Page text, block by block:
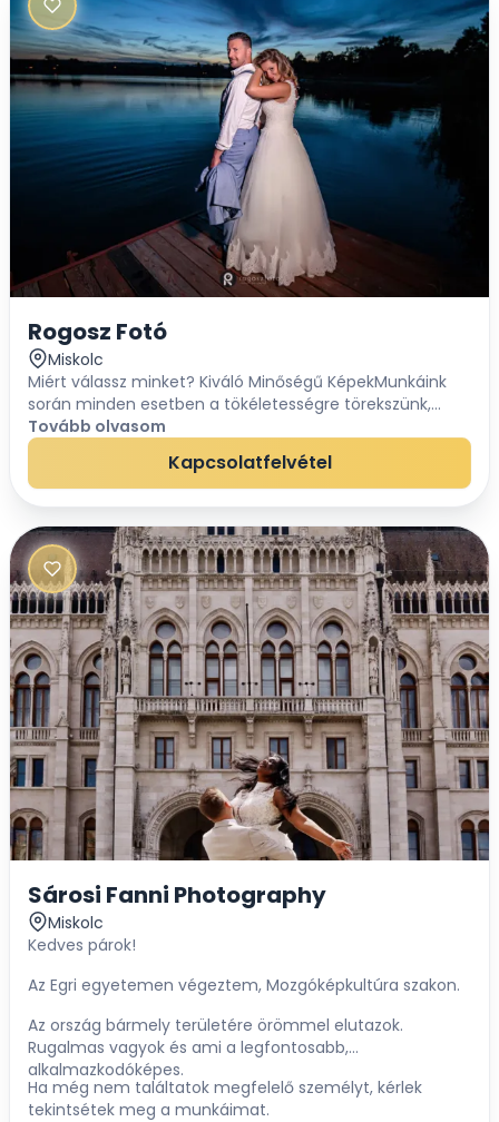
Rogosz Fotó
Miskolc
Miért válassz minket? Kiváló Minőségű KépekMunkáink
során minden esetben a tökéletességre törekszünk,
igyekszünk a legjobb tudásunk szerint elvégezni a
feladatot. Szakmai TapasztalatTöbb m...
Tovább olvasom
Kapcsolatfelvétel
Sárosi Fanni Photography
Miskolc
Kedves párok!
Az Egri egyetemen végeztem, Mozgóképkultúra szakon.
Az ország bármely területére örömmel elutazok.
Rugalmas vagyok és ami a legfontosabb,
alkalmazkodóképes.
Ha még nem találtatok megfelelő személyt, kérlek
tekintsétek meg a munkáimat.